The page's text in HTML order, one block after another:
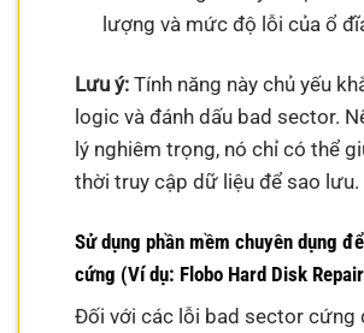
lượng và mức độ lỗi của ổ
Lưu ý: Tính năng này chủ yếu
logic và đánh dấu bad sector.
lý nghiêm trọng, nó chỉ có thể
thời truy cập dữ liệu để sao lưu.
Sử dụng phần mềm chuyên dụng
cứng (Ví dụ: Flobo Hard Disk
Đối với các lỗi bad sector cứng